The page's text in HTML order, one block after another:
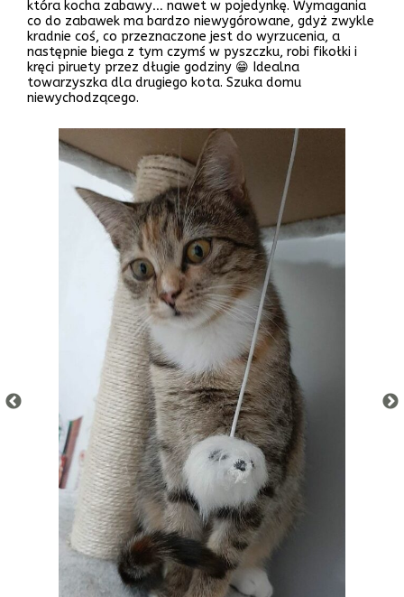
która kocha zabawy… nawet w pojedynkę. Wymagania
co do zabawek ma bardzo niewygórowane, gdyż zwykle
kradnie coś, co przeznaczone jest do wyrzucenia, a
następnie biega z tym czymś w pyszczku, robi fikołki i
kręci piruety przez długie godziny 😁 Idealna
towarzyszka dla drugiego kota. Szuka domu
niewychodzącego.